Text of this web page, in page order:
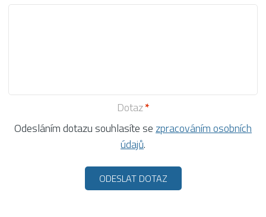
Dotaz
Odesláním dotazu souhlasíte se zpracováním osobních
údajů.